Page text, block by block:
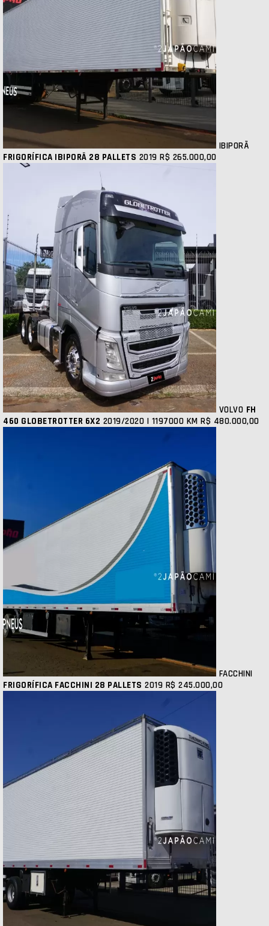
IBIPORÃ
FRIGORÍFICA IBIPORÃ 28 PALLETS 2019 R$ 265.000,00
VOLVO FH
460 GLOBETROTTER 6X2 2019/2020 | 1197000 KM R$ 480.000,00
FACCHINI
FRIGORÍFICA FACCHINI 28 PALLETS 2019 R$ 245.000,00